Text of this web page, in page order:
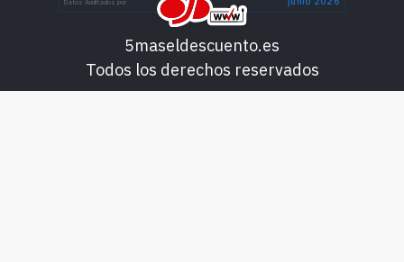
5maseldescuento.es
Todos los derechos reservados